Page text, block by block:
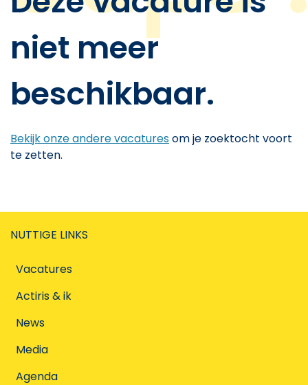
niet meer
beschikbaar.
Bekijk onze andere vacaturesom je zoektocht voort
te zetten.
NUTTIGE LINKS
Vacatures
Actiris & ik
News
Media
Agenda